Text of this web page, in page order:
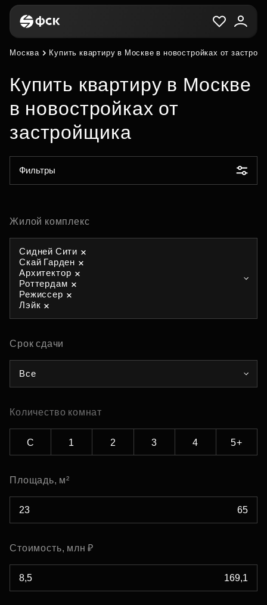
Москва Купить квартиру в Москве в новостройках от
Купить квартиру в Москве
в новостройках от
застройщика
Фильтры
Жилой комплекс
Сидней Сити
Скай Гарден
Архитектор
Роттердам
Режиссер
Лэйк
Срок сдачи
Все
Количество комнат
С 1 2 3 4 5+
Площадь, м²
Стоимость, млн ₽